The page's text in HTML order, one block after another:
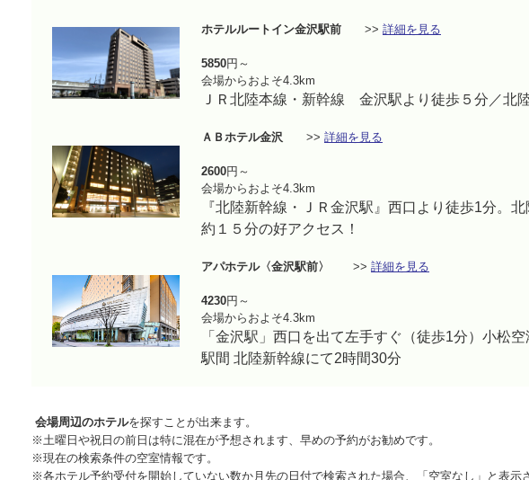
ホテルルートイン金沢駅前 >> 詳細を見る
5850円～
会場からおよそ4.3km
ＪＲ北陸本線・新幹線 金沢駅より徒歩５分／
ＡＢホテル金沢 >> 詳細を見る
2600円～
会場からおよそ4.3km
『北陸新幹線・ＪＲ金沢駅』西口より徒歩1分。
約１５分の好アクセス！
アパホテル〈金沢駅前〉 >> 詳細を見る
4230円～
会場からおよそ4.3km
「金沢駅」西口を出て左手すぐ（徒歩1分）小
駅間 北陸新幹線にて2時間30分
会場周辺のホテルを探すことが出来ます。
※土曜日や祝日の前日は特に混在が予想されます、早めの予約がお勧めです。
※現在の検索条件の空室情報です。
※各ホテル予約受付を開始していない数か月先の日付で検索された場合、「空室なし」と表示